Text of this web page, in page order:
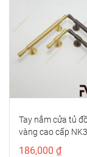
Tay nắm cửa tủ
vàng cao cấp
186,000 ₫